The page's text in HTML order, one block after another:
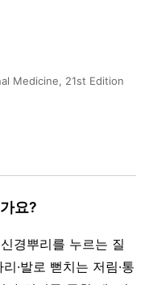
Medicine, 21st Edition
요?
경뿌리를 누르는 질
·발로 뻗치는 저림·통